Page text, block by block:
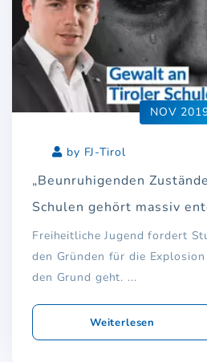
NOV
by FJ-Tirol
„Beunruhigenden
Schulen gehört massiv
Freiheitliche Jugend fordert
den Gründen für die
den Grund geht. ...
Weiterlesen